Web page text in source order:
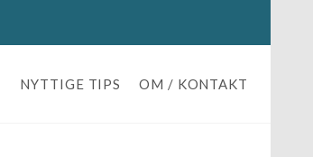
NYTTIGE TIPS OM / KONTAKT